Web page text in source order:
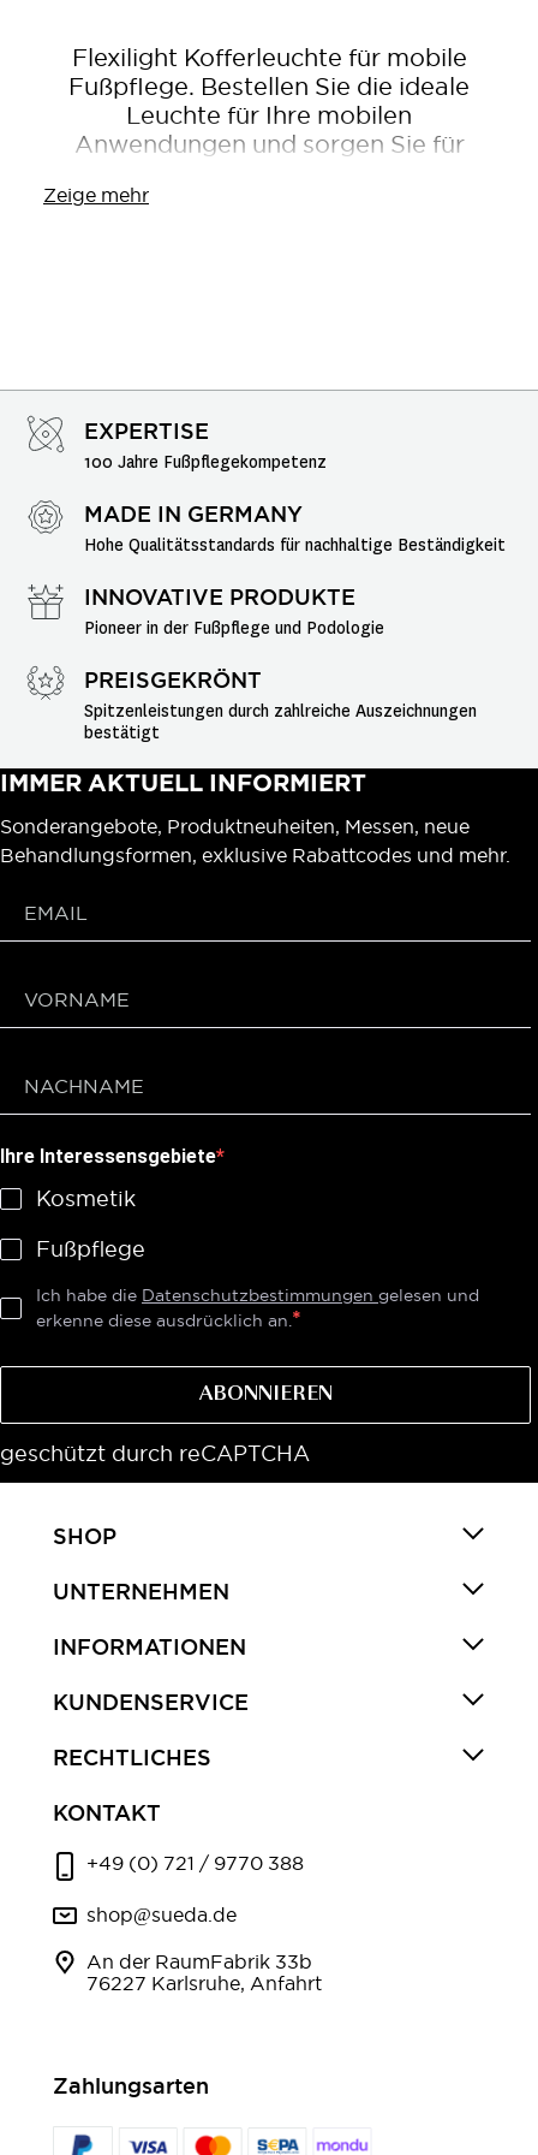
Flexilight Kofferleuchte für mobile
Fußpflege. Bestellen Sie die ideale
Leuchte für Ihre mobilen
Anwendungen und sorgen Sie für
Zeige mehr
EXPERTISE
100 Jahre Fußpflegekompetenz
MADE IN GERMANY
Hohe Qualitätsstandards für nachhaltige Beständigkeit
INNOVATIVE PRODUKTE
Pioneer in der Fußpflege und Podologie
PREISGEKRÖNT
Spitzenleistungen durch zahlreiche Auszeichnungen
bestätigt
IMMER AKTUELL INFORMIERT
Sonderangebote, Produktneuheiten, Messen, neue
Behandlungsformen, exklusive Rabattcodes und mehr.
Ihre Interessensgebiete
Kosmetik
Fußpflege
Ich habe die Datenschutzbestimmungen gelesen und
erkenne diese ausdrücklich an.
ABONNIEREN
geschützt durch reCAPTCHA
SHOP
UNTERNEHMEN
INFORMATIONEN
KUNDENSERVICE
RECHTLICHES
KONTAKT
+49 (0) 721 / 9770 388
shop@sueda.de
An der RaumFabrik 33b
76227 Karlsruhe, Anfahrt
Zahlungsarten